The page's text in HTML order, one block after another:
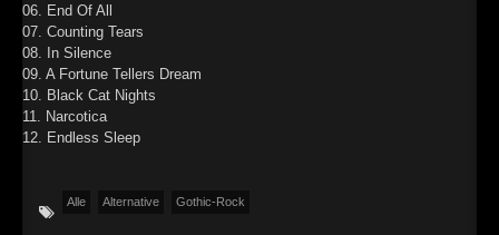
06. End Of All
07. Counting Tears
08. In Silence
09. A Fortune Tellers Dream
10. Black Cat Nights
11. Narcotica
12. Endless Sleep
Alle Alternative Gothic-Rock